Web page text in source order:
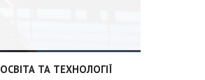
ОСВІТА ТА ТЕХНОЛОГІЇ